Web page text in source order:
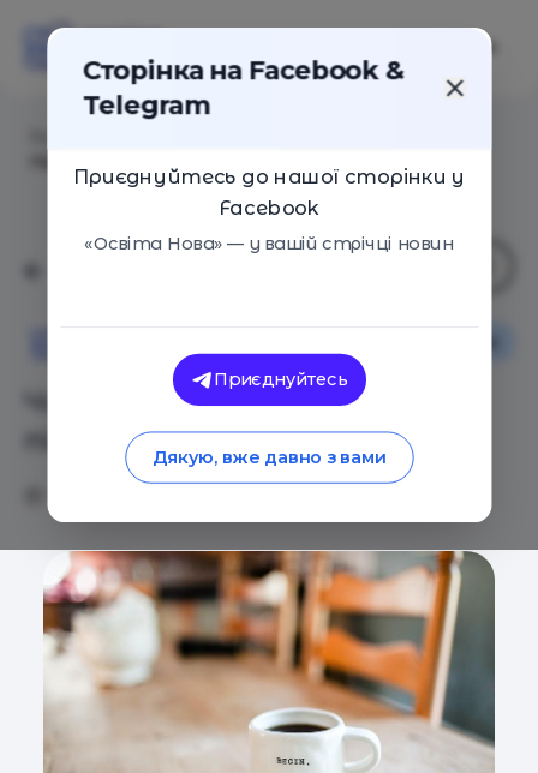
Чи може вчитель бути
підприємцем в Україні
Сторінка на Facebook &
Telegram
Приєднуйтесь до нашої сторінки у
Facebook
«Освіта Нова» — у вашій стрічці новин
Приєднуйтесь
Дякую, вже давно з вами